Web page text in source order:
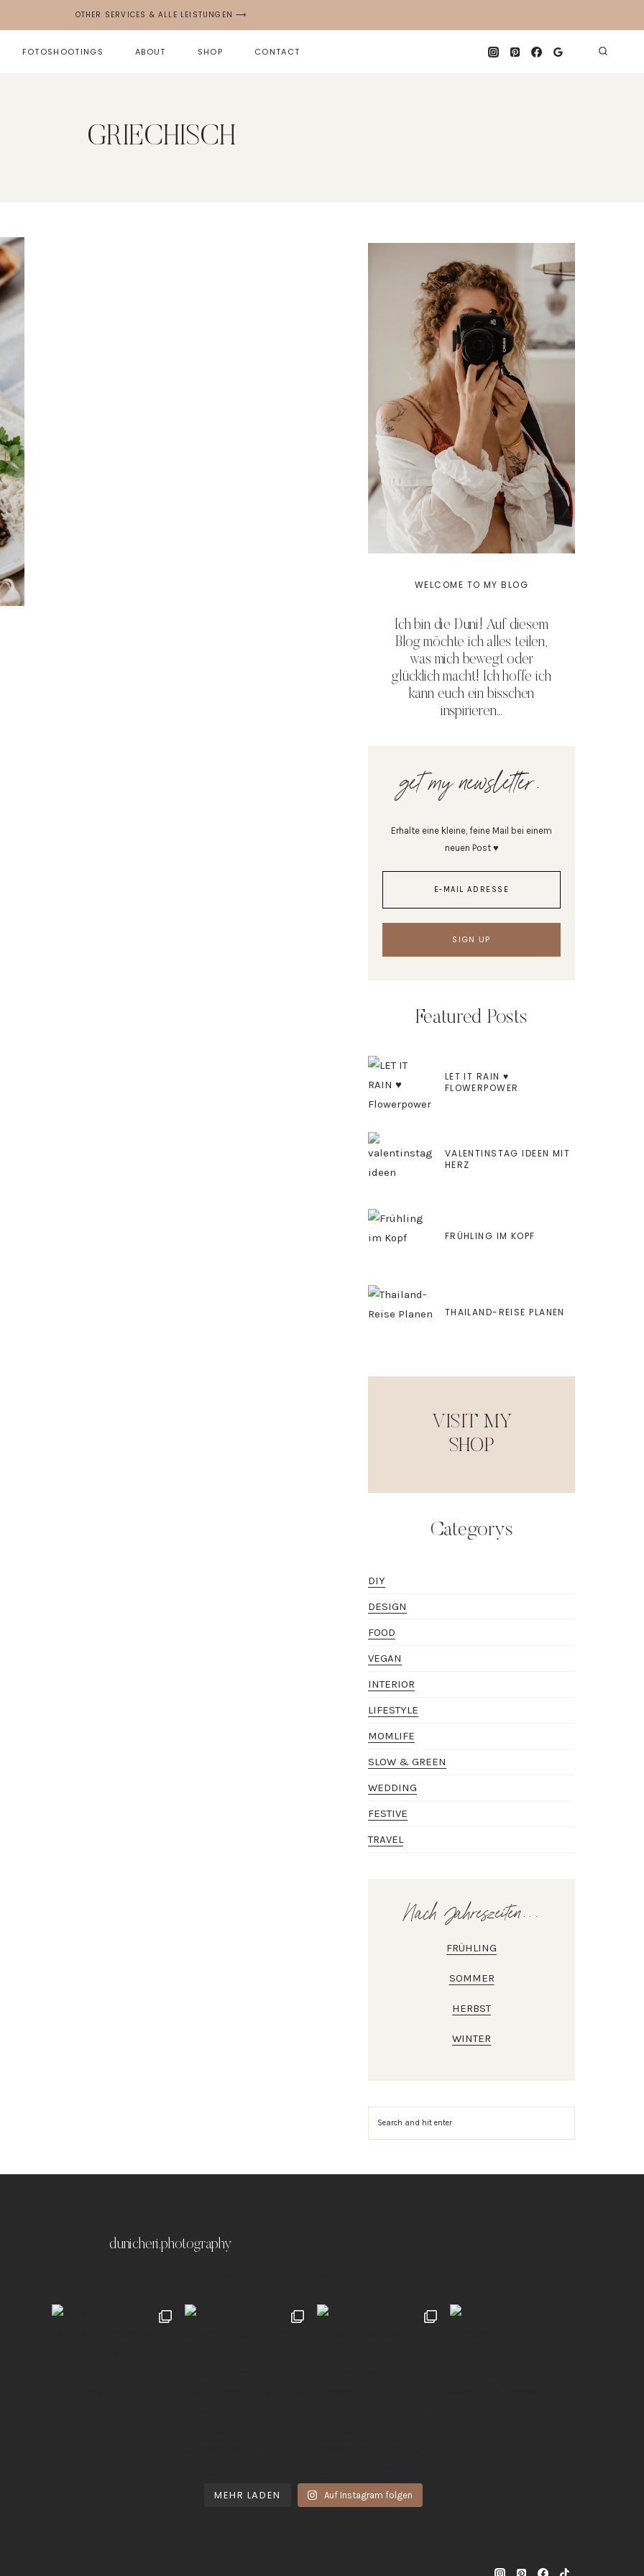
OTHER SERVICES & ALLE LEISTUNGEN ⟶
FOTOSHOOTINGS ABOUT SHOP CONTACT
GRIECHISCH
WELCOME TO MY BLOG
Ich bin die Duni! Auf diesem
Blog möchte ich alles teilen,
was mich bewegt oder
glücklich macht! Ich hoffe ich
kann euch ein bisschen
inspirieren...
get my newsletter.
Erhalte eine kleine, feine Mail bei einem
neuen Post ♥
Featured Posts
LET IT RAIN ♥
FLOWERPOWER
VALENTINSTAG IDEEN MIT
HERZ
FRÜHLING IM KOPF
THAILAND-REISE PLANEN
VISIT MY
SHOP
Categorys
DIY
DESIGN
FOOD
VEGAN
INTERIOR
LIFESTYLE
MOMLIFE
SLOW & GREEN
WEDDING
FESTIVE
TRAVEL
Nach Jahreszeiten...
FRÜHLING
SOMMER
HERBST
WINTER
dunicheri.photography
MEHR LADEN Auf Instagram folgen